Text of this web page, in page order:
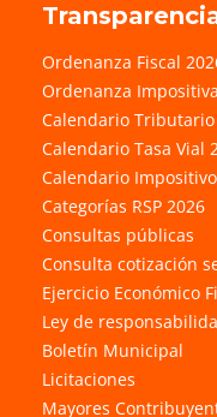
Ordenanza Fiscal
Ordenanza
Calendario Tributario
Calendario Tasa Vial
Calendario
Categorías RSP 2026
Consultas públicas
Consulta cotización
Ejercicio Económico
Ley de
Boletín Municipal
Licitaciones
Mayores